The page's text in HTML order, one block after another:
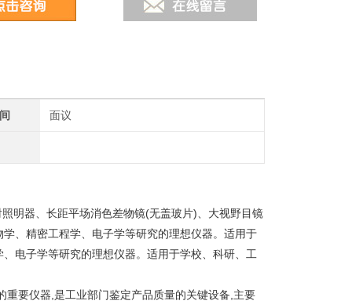
面议
明器、长距平场消色差物镜(无盖玻片)、大视野目镜
、精密工程学、电子学等研究的理想仪器。适用于
电子学等研究的理想仪器。适用于学校、科研、工
要仪器,是工业部门鉴定产品质量的关键设备,主要